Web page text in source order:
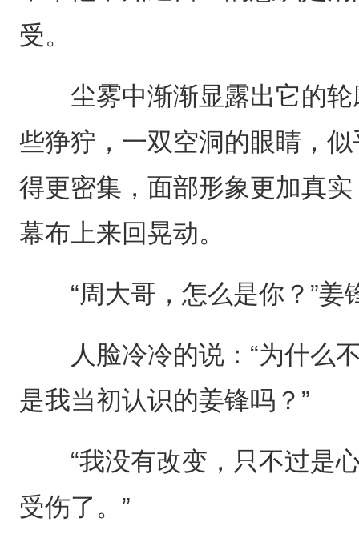
受。
尘雾中渐渐显露出它的轮
些狰狞，一双空洞的眼睛，
得更密集，面部形象更加真
幕布上来回晃动。
“周大哥，怎么是你？”姜
人脸冷冷的说：“为什么不
是我当初认识的姜锋吗？”
“我没有改变，只不过是心
受伤了。”